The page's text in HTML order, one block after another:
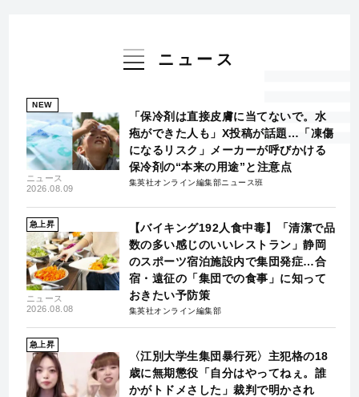
ニュース
NEW
ニュース
2026.08.09
「保冷剤は直接皮膚に当てないで。水
疱ができた人も」X投稿が話題…「凍傷
になるリスク」メーカーが呼びかける
保冷剤の“本来の用途”と注意点
集英社オンライン編集部ニュース班
急上昇
ニュース
2026.08.08
【バイキング192人食中毒】「清潔で品
数の多い感じのいいレストラン」静岡
のスポーツ宿泊施設内で集団発症…合
宿・遠征の「集団での食事」に知って
おきたい予防策
集英社オンライン編集部
急上昇
〈江別大学生集団暴行死〉主犯格の18
歳に無期懲役「自分はやってねぇ。誰
かがトドメさした」裁判で明かされ